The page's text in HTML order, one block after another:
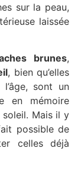
sur la peau,
laissée
brunes,
, bien qu’elles
sont un
en mémoire
soleil. Mais il y
possible de
celles déjà